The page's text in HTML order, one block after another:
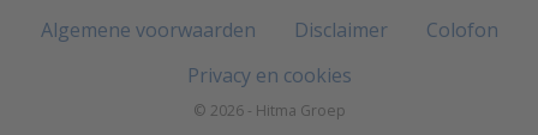
Algemene voorwaarden Disclaimer
Colofon
Privacy en cookies
© 2026 - Hitma Groep